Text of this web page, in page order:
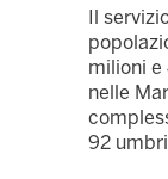
Il
milioni e
nelle
92 umbri